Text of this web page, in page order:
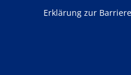
Erklärung zur